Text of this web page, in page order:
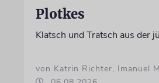
Plotkes
Klatsch und Tratsch aus der
von Katrin Richter, Imanuel